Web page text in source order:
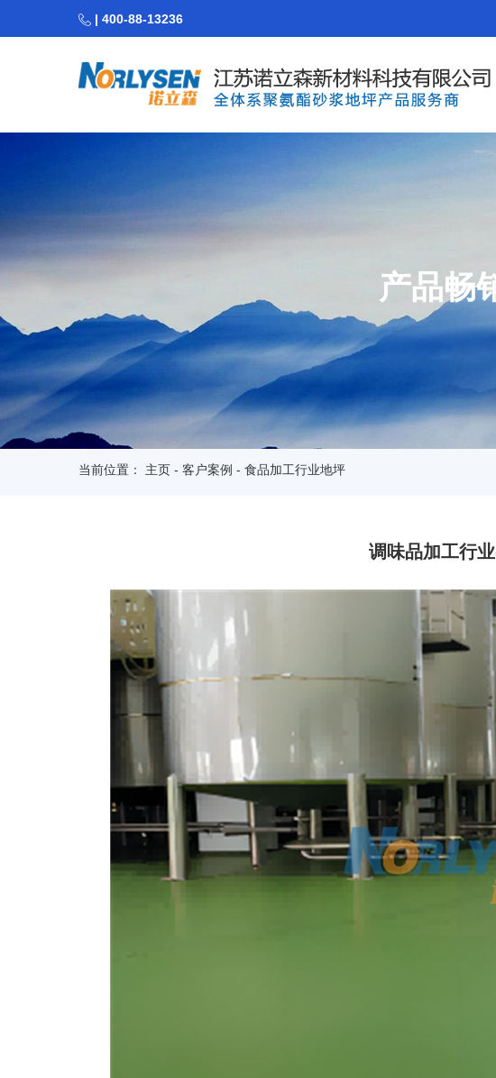
| 400-88-13236
产品畅
当前位置： 主页 - 客户案例 - 食品加工行业地坪
调味品加工行